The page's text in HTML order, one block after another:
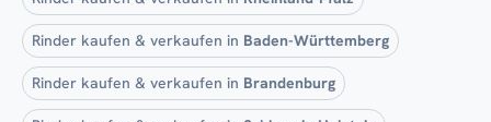
Rinder kaufen & verkaufen in Baden-Württemberg
Rinder kaufen & verkaufen in Brandenburg